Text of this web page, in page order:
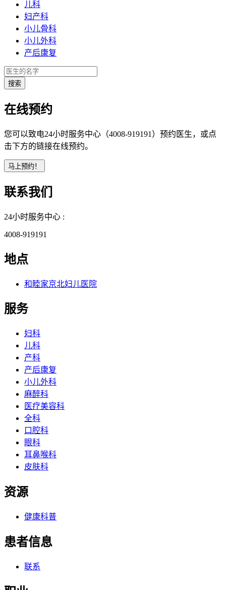
儿科
妇产科
小儿骨科
小儿外科
产后康复
在线预约
您可以致电24小时服务中心（4008-919191）预约医生，或点
击下方的链接在线预约。
联系我们
24小时服务中心 :
4008-919191
地点
和睦家京北妇儿医院
服务
妇科
儿科
产科
产后康复
小儿外科
麻醉科
医疗美容科
全科
口腔科
眼科
耳鼻喉科
皮肤科
资源
健康科普
患者信息
联系